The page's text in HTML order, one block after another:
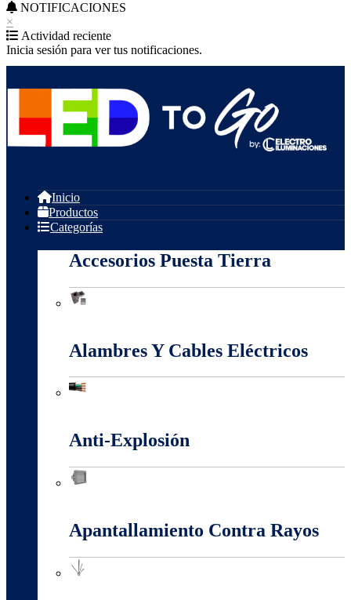
NOTIFICACIONES
×
Actividad reciente
Inicia sesión para ver tus notificaciones.
Inicio
Productos
Categorías
Accesorios Puesta Tierra
Alambres Y Cables Eléctricos
Anti-Explosión
Apantallamiento Contra Rayos